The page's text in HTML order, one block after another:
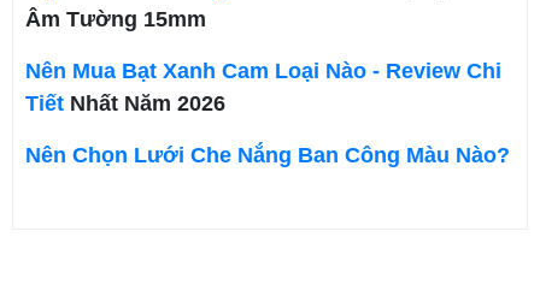
Âm Tường 15mm
Nên Mua Bạt Xanh Cam Loại Nào - Review Chi
Tiết Nhất Năm 2026
Nên Chọn Lưới Che Nắng Ban Công Màu Nào?